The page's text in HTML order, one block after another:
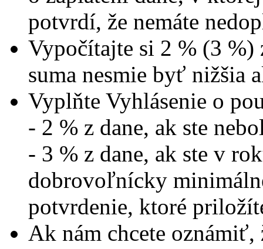
potvrdí, že nemáte
Vypočítajte si 2 % (3 %)
suma nesmie byť nižšia
Vyplňte Vyhlásenie o
- 2 % z dane, ak ste
- 3 % z dane, ak ste v
dobrovoľnícky
potvrdenie, ktoré
Ak nám chcete oznámiť,